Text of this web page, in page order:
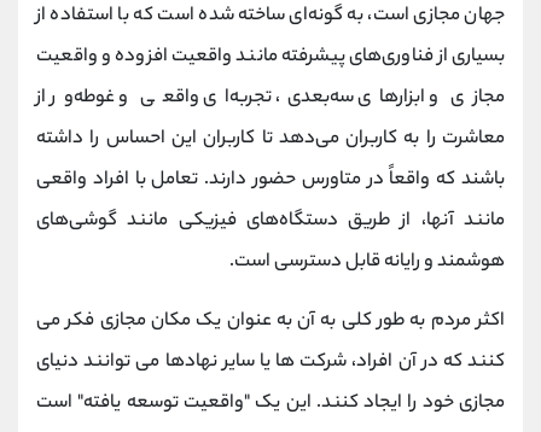
جهان مجازی است، به گونه‌ای ساخته شده است که با استفاده از
بسیاری از فناوری‌های پیشرفته مانند واقعیت افزوده و واقعیت
مجازی و ابزارهای سه‌بعدی، تجربه‌ای واقعی و غوطه‌ور از
معاشرت را به کاربران می‌دهد تا کاربران این احساس را داشته
باشند که واقعاً در متاورس حضور دارند. تعامل با افراد واقعی
مانند آنها، از طریق دستگاه‌های فیزیکی مانند گوشی‌های
هوشمند و رایانه قابل دسترسی است.
اکثر مردم به طور کلی به آن به عنوان یک مکان مجازی فکر می
کنند که در آن افراد، شرکت ها یا سایر نهادها می توانند دنیای
مجازی خود را ایجاد کنند. این یک "واقعیت توسعه یافته" است